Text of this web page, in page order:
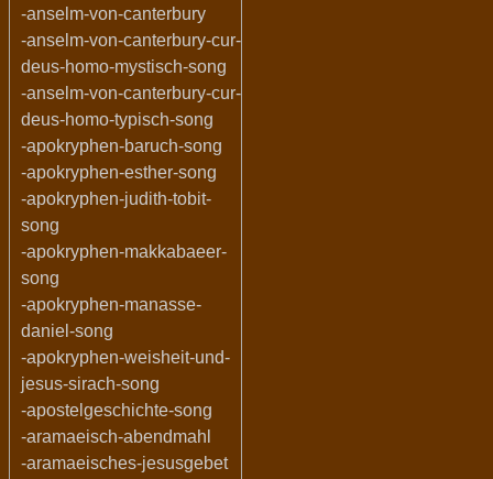
-anselm-von-canterbury
-anselm-von-canterbury-cur-
deus-homo-mystisch-song
-anselm-von-canterbury-cur-
deus-homo-typisch-song
-apokryphen-baruch-song
-apokryphen-esther-song
-apokryphen-judith-tobit-
song
-apokryphen-makkabaeer-
song
-apokryphen-manasse-
daniel-song
-apokryphen-weisheit-und-
jesus-sirach-song
-apostelgeschichte-song
-aramaeisch-abendmahl
-aramaeisches-jesusgebet